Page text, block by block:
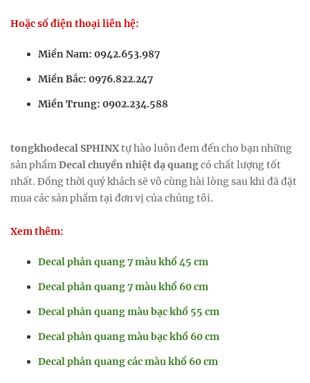
Hoặc số điện thoại liên hệ:
Miền Nam: 0942.653.987
Miền Bắc: 0976.822.247
Miền Trung: 0902.234.588
tongkhodecal SPHINXtự hào luôn đem đến cho bạn những
sản phẩm Decal chuyển nhiệt dạ quangcó chất lượng tốt
nhất. Đồng thời quý khách sẽ vô cùng hài lòng sau khi đã đặt
mua các sản phẩm tại đơn vị của chúng tôi.
Xem thêm:
Decal phản quang 7 màu khổ 45 cm
Decal phản quang 7 màu khổ 60 cm
Decal phản quang màu bạc khổ 55 cm
Decal phản quang màu bạc khổ 60 cm
Decal phản quang các màu khổ 60 cm